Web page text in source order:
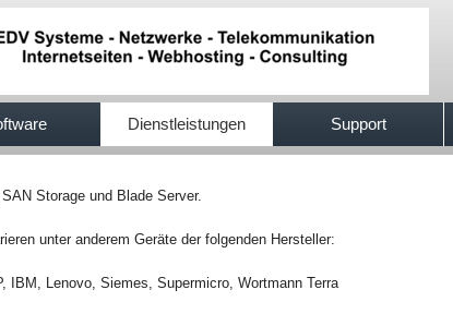
Dienstleistungen Support
Storage und Blade Server.
unter anderem Geräte der folgenden Hersteller:
IBM, Lenovo, Siemes, Supermicro, Wortmann Terra